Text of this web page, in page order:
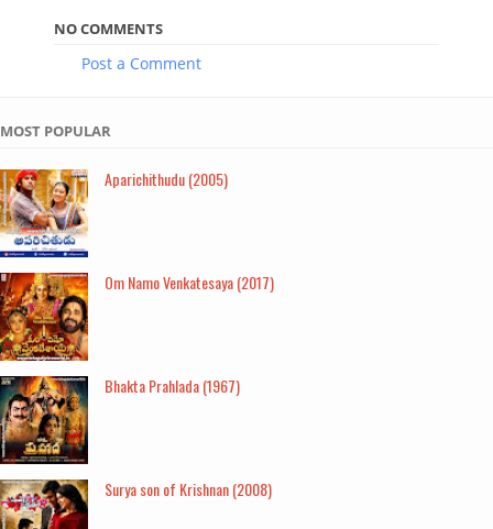
NO COMMENTS
Post a Comment
MOST POPULAR
Aparichithudu (2005)
Om Namo Venkatesaya (2017)
Bhakta Prahlada (1967)
Surya son of Krishnan (2008)